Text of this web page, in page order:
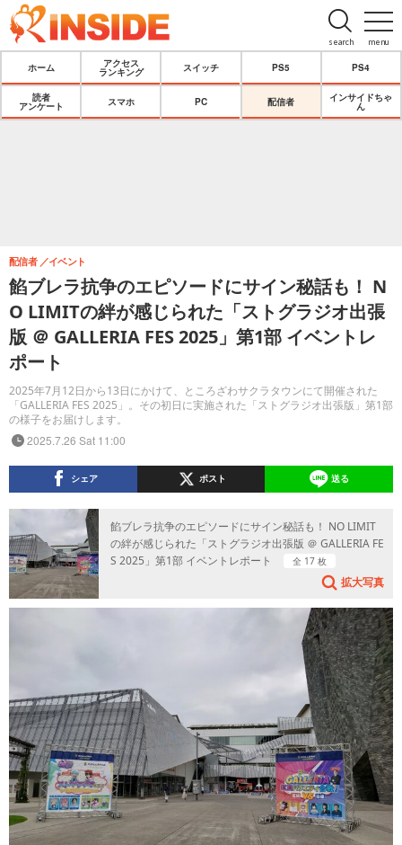
menu
search
ホーム
アクセス
ランキング
スイッチ PS5 PS4
読者
アンケート
スマホ PC 配信者
インサイドちゃ
ん
餡ブレラ抗争のエピソードにサイン秘話も！ N
O LIMITの絆が感じられた「ストグラジオ出張
版 ＠ GALLERIA FES 2025」第1部 イベントレ
ポート
2025年7月12日から13日にかけて、ところざわサクラタウンにて開催された
「GALLERIA FES 2025」。その初日に実施された「ストグラジオ出張版」第1部
の様子をお届けします。
配信者 イベント
2025.7.26 Sat 11:00
シェア ポスト 送る
餡ブレラ抗争のエピソードにサイン秘話も！ NO LIMIT
の絆が感じられた「ストグラジオ出張版 ＠ GALLERIA FE
S 2025」第1部 イベントレポート
全 17 枚
拡大写真